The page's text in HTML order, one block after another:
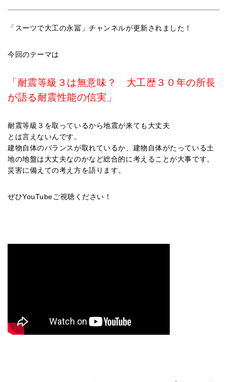
「スーツで大工の永冨」チャンネルが更新されました！
今回のテーマは
「耐震等級３は無意味？ 大工歴３０年の所長
が語る耐震性能の信実」
耐震等級３を取っているから地震が来ても大丈夫
とは言えないんです。
建物自体のバランスが取れているか、建物自体がたっている土
地の地盤は大丈夫なのかなど総合的に考えることが大事です。
災害に備えての考え方を語ります。
ぜひYouTubeご視聴ください！